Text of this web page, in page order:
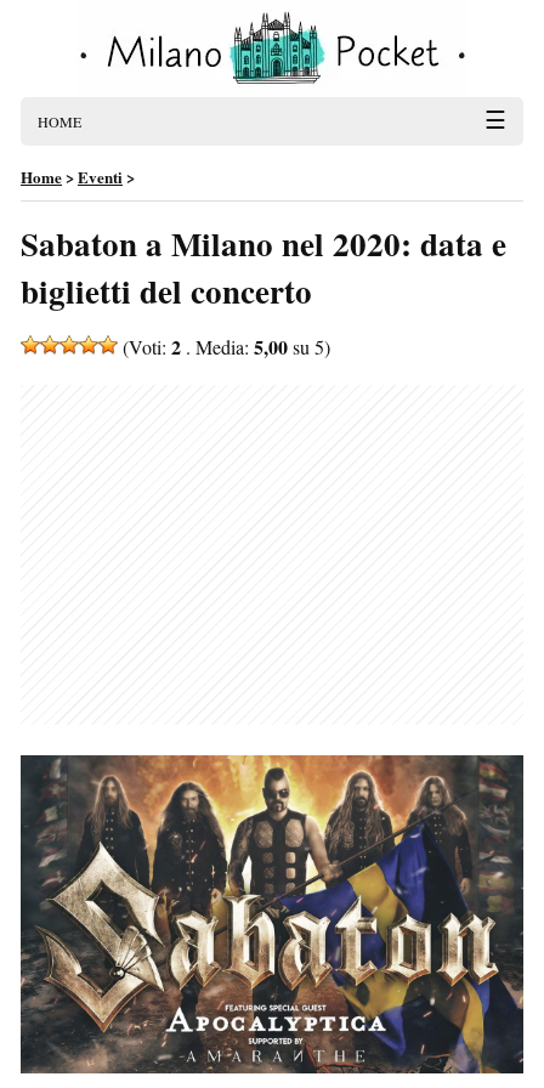
HOME ☰
Home>Eventi>
Sabaton a Milano nel 2020: data e
biglietti del concerto
(Voti: 2 . Media: 5,00su 5)